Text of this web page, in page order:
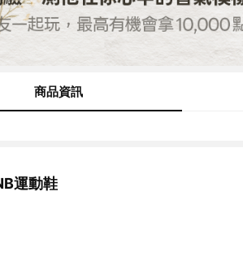
商品資訊
運動鞋